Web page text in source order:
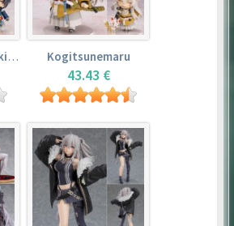
Nendoroid mikazuki munechika Kogitsunemaru
43.43 €